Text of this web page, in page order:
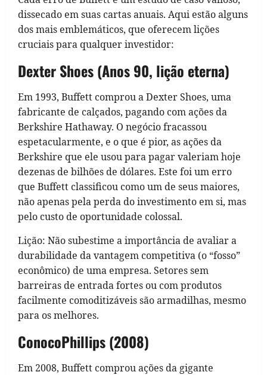
dissecado em suas cartas anuais. Aqui estão alguns
dos mais emblemáticos, que oferecem lições
cruciais para qualquer investidor:
Dexter Shoes (Anos 90, lição eterna)
Em 1993, Buffett comprou a Dexter Shoes, uma
fabricante de calçados, pagando com ações da
Berkshire Hathaway. O negócio fracassou
espetacularmente, e o que é pior, as ações da
Berkshire que ele usou para pagar valeriam hoje
dezenas de bilhões de dólares. Este foi um erro
que Buffett classificou como um de seus maiores,
não apenas pela perda do investimento em si, mas
pelo custo de oportunidade colossal.
Lição: Não subestime a importância de avaliar a
durabilidade da vantagem competitiva (o “fosso”
econômico) de uma empresa. Setores sem
barreiras de entrada fortes ou com produtos
facilmente comoditizáveis são armadilhas, mesmo
para os melhores.
ConocoPhillips (2008)
Em 2008, Buffett comprou ações da gigante